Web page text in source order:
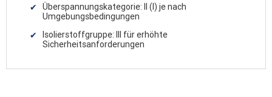
Überspannungskategorie: II (I) je nach
Umgebungsbedingungen
Isolierstoffgruppe: III für erhöhte
Sicherheitsanforderungen